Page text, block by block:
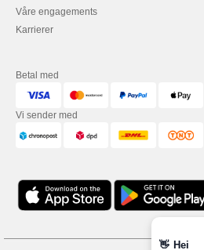
Våre engagements
Karrierer
Betal med
Vi sender med
👋 Hei